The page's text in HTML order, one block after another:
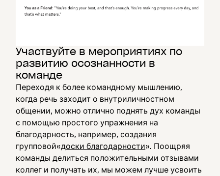
Участвуйте в мероприятиях по
развитию осознанности в
команде
Переходя к более командному мышлению,
когда речь заходит о внутриличностном
общении, можно отлично поднять дух команды
с помощью простого упражнения на
благодарность, например, создания
групповой«доски благодарности». Поощряя
команды делиться положительными отзывами
коллег и получать их, мы можем лучше усвоить